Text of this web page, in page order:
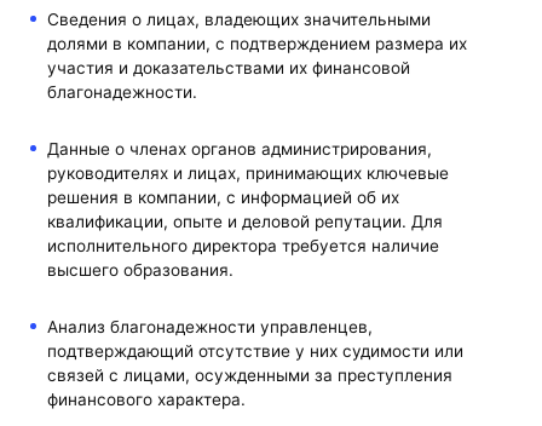
Сведения о лицах, владеющих значительными
долями в компании, с подтверждением размера их
участия и доказательствами их финансовой
благонадежности.
Данные о членах органов администрирования,
руководителях и лицах, принимающих ключевые
решения в компании, с информацией об их
квалификации, опыте и деловой репутации. Для
исполнительного директора требуется наличие
высшего образования.
Анализ благонадежности управленцев,
подтверждающий отсутствие у них судимости или
связей с лицами, осужденными за преступления
финансового характера.